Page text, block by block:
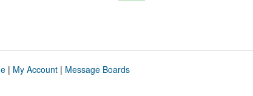
| My Account| Message Boards